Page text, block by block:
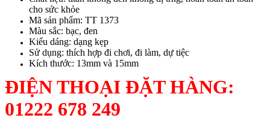
cho sức khỏe
Mã sản phẩm: TT 1373
Màu sắc: bạc, đen
Kiểu dáng: dạng kẹp
Sử dụng: thích hợp đi chơi, đi làm, dự tiệc
Kích thước: 13mm và 15mm
ĐIỆN THOẠI ĐẶT HÀNG:
01222 678 249